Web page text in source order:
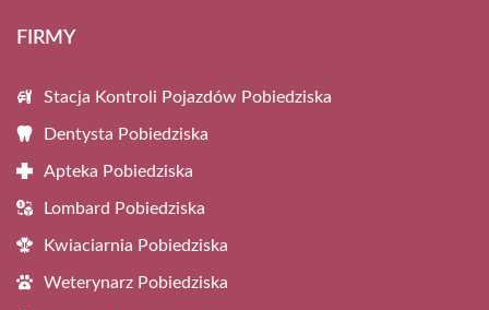
FIRMY
Stacja Kontroli Pojazdów Pobiedziska
Dentysta Pobiedziska
Apteka Pobiedziska
Lombard Pobiedziska
Kwiaciarnia Pobiedziska
Weterynarz Pobiedziska